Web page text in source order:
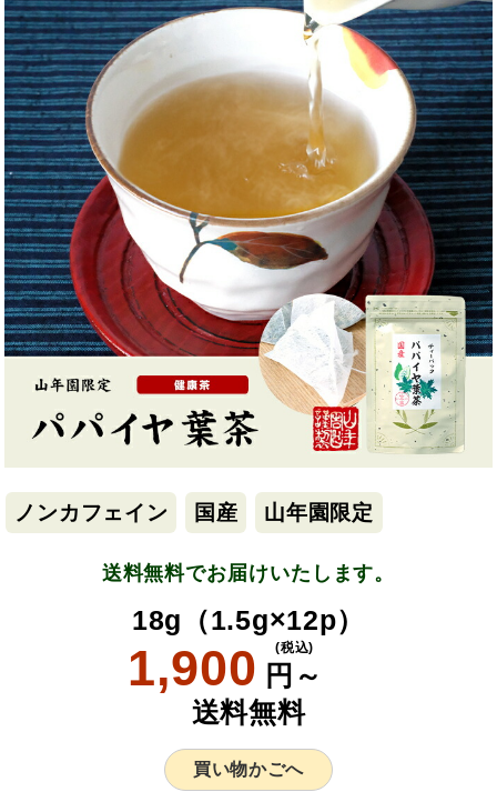
ノンカフェイン 国産 山年園限定
送料無料でお届けいたします。
18g（1.5g×12p）
1,900 円～
(税込)
送料無料
買い物かごへ